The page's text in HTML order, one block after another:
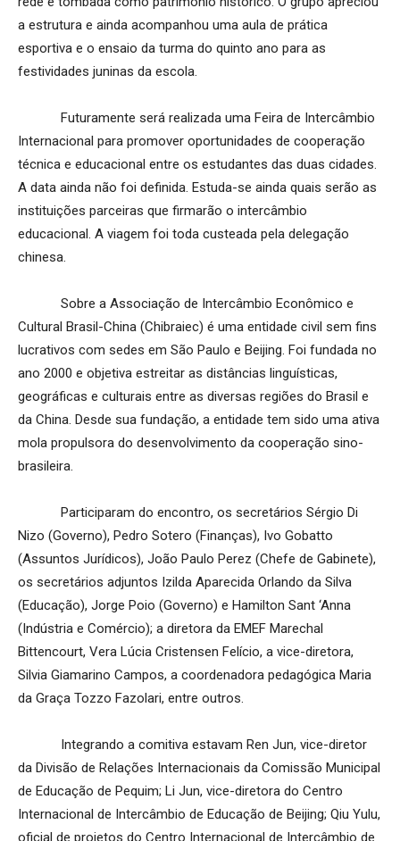
a estrutura e ainda acompanhou uma aula de prática
esportiva e o ensaio da turma do quinto ano para as
festividades juninas da escola.
Futuramente será realizada uma Feira de Intercâmbio
Internacional para promover oportunidades de cooperação
técnica e educacional entre os estudantes das duas cidades.
A data ainda não foi definida. Estuda-se ainda quais serão as
instituições parceiras que firmarão o intercâmbio
educacional. A viagem foi toda custeada pela delegação
chinesa.
Sobre a Associação de Intercâmbio Econômico e
Cultural Brasil-China (Chibraiec) é uma entidade civil sem fins
lucrativos com sedes em São Paulo e Beijing. Foi fundada no
ano 2000 e objetiva estreitar as distâncias linguísticas,
geográficas e culturais entre as diversas regiões do Brasil e
da China. Desde sua fundação, a entidade tem sido uma ativa
mola propulsora do desenvolvimento da cooperação sino-
brasileira.
Participaram do encontro, os secretários Sérgio Di
Nizo (Governo), Pedro Sotero (Finanças), Ivo Gobatto
(Assuntos Jurídicos), João Paulo Perez (Chefe de Gabinete),
os secretários adjuntos Izilda Aparecida Orlando da Silva
(Educação), Jorge Poio (Governo) e Hamilton Sant ‘Anna
(Indústria e Comércio); a diretora da EMEF Marechal
Bittencourt, Vera Lúcia Cristensen Felício, a vice-diretora,
Silvia Giamarino Campos, a coordenadora pedagógica Maria
da Graça Tozzo Fazolari, entre outros.
Integrando a comitiva estavam Ren Jun, vice-diretor
da Divisão de Relações Internacionais da Comissão Municipal
de Educação de Pequim; Li Jun, vice-diretora do Centro
Internacional de Intercâmbio de Educação de Beijing; Qiu Yulu,
oficial de projetos do Centro Internacional de Intercâmbio de